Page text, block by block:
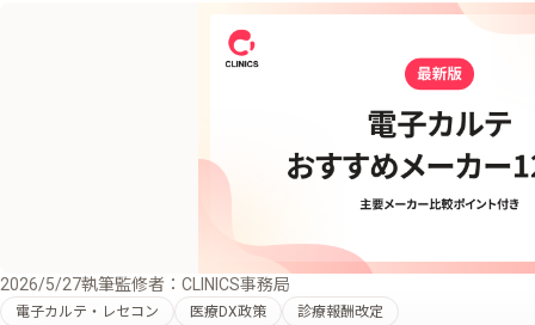
2026/5/27執筆監修者：CLINICS事務局
電子カルテ・レセコン 医療DX政策 診療報酬改定